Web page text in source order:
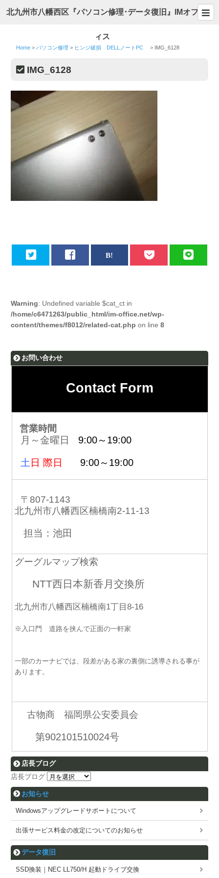
北九州市八幡西区『パソコン修理･データ復旧』IMオフ
ィス
Home > パソコン修理 > ヒンジ破損 DELLノートPC > IMG_6128
IMG_6128
Warning: Undefined variable $cat_ct in
/home/c6471263/public_html/im-office.net/wp-
content/themes/f8012/related-cat.php on line8
お問い合わせ
Contact Form
営業時間
月～金曜日 9:00～19:00
土 日 際日 9:00～19:00
〒807-1143
北九州市八幡西区楠橋南2-11-13
担当：池田
グーグルマップ検索
NTT西日本新香月交換所
北九州市八幡西区楠橋南1丁目8-16
※入口門 道路を挟んで正面の一軒家
一部のカーナビでは、段差がある家の裏側に誘導される事が
あります。
古物商 福岡県公安委員会
第902101510024号
店長ブログ
店長ブログ
お知らせ
Windowsアップグレードサポートについて
出張サービス料金の改定についてのお知らせ
データ復旧
SSD換装｜NEC LL750/H 起動ドライブ交換